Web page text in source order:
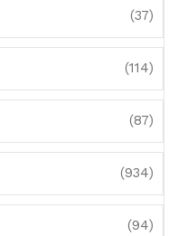
(37)
(114)
(87)
(934)
(94)